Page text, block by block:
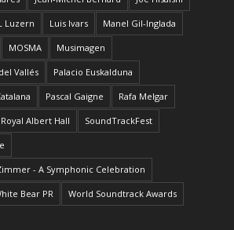
Luzern Luis Ivars Manel Gil-Inglada
MOSMA Musimagen
Vallés Palacio Euskalduna
Pascal Gaigne Rafa Melgar
Royal Albert Hall SoundTrackFest
- A Symphonic Celebration
Bear PR World Soundtrack Awards